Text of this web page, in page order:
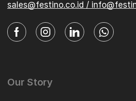
sales@festino.co.id /
Our Story